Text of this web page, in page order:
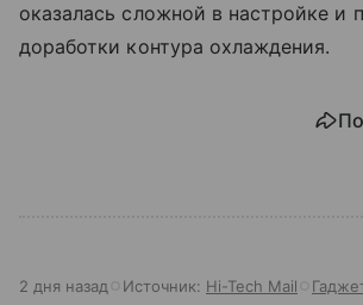
оказалась сложной в настройке и
доработки контура охлаждения.
2 дня назад Источник: Hi-Tech Mail